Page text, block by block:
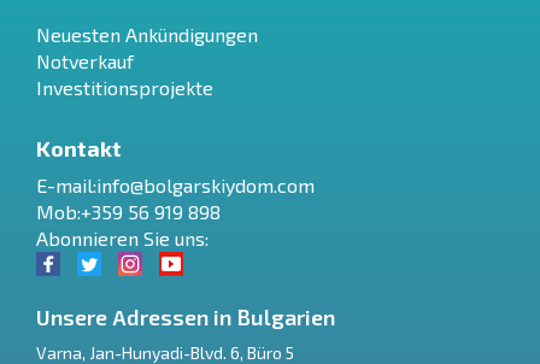
Neuesten Ankündigungen
Notverkauf
Investitionsprojekte
Kontakt
E-mail:info@bolgarskiydom.com
Mob:+359 56 919 898
Abonnieren Sie uns:
Unsere Adressen in Bulgarien
Varna, Jan-Hunyadi-Blvd. 6, Büro 5